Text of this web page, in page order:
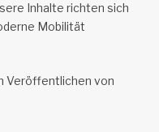
Inhalte richten sich
Mobilität
Veröffentlichen von